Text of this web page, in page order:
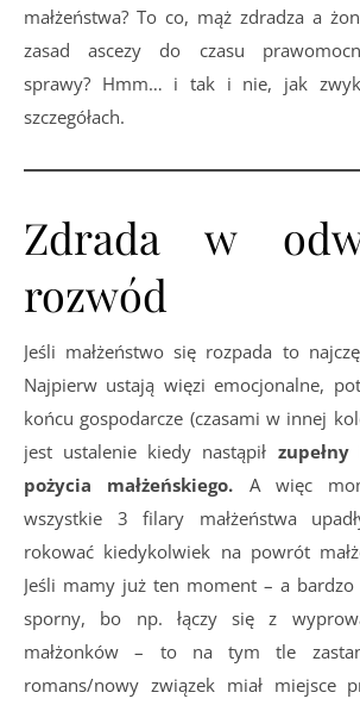
małżeństwa? To co, mąż zdradza a
zasad ascezy do czasu
sprawy? Hmm… i tak i nie, jak
szczegółach.
Zdrada w
rozwód
Jeśli małżeństwo się rozpada to
Najpierw ustają więzi emocjonalne,
końcu gospodarcze (czasami w innej
jest ustalenie kiedy nastąpił
pożycia małżeńskiego. A więc
wszystkie 3 filary małżeństwa
rokować kiedykolwiek na powrót
Jeśli mamy już ten moment – a
sporny, bo np. łączy się z
małżonków – to na tym tle
romans/nowy związek miał miejsce